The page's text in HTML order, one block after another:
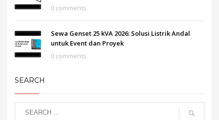
0 comments
Sewa Genset 25 kVA 2026: Solusi Listrik Andal
untuk Event dan Proyek
0 comments
SEARCH